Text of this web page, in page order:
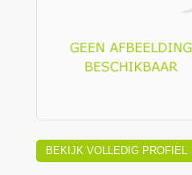
BEKIJK VOLLEDIG PROFIEL